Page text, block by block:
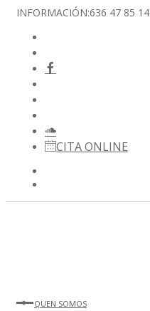
INFORMACIÓN:636 47 85 14
CITA ONLINE
QUEN SOMOS